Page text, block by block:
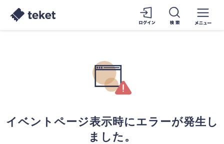
イベントページ表示時にエラーが発生し
ました。